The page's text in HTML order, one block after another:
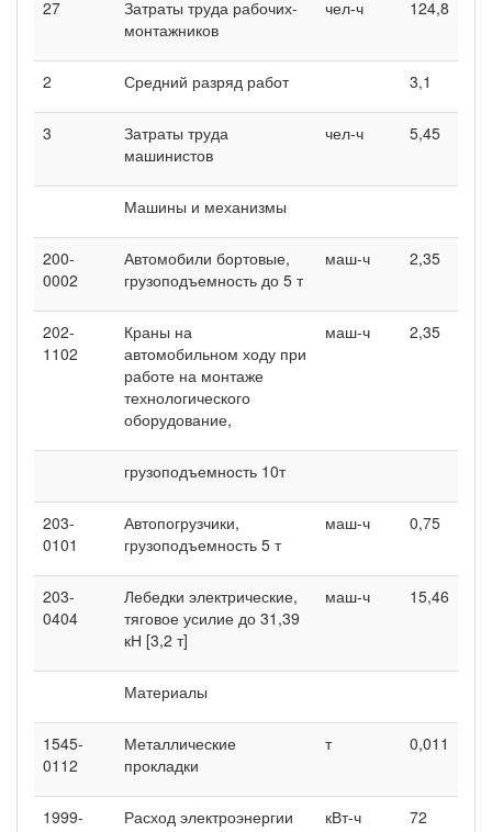
27
Затраты труда рабочих-
монтажников
чел-ч 124,8
2 Средний разряд работ 3,1
3
Затраты труда
машинистов
чел-ч 5,45
Машины и механизмы
200-
0002
Автомобили бортовые,
грузоподъемность до 5 т
маш-ч 2,35
202-
1102
Краны на
автомобильном ходу при
работе на монтаже
технологического
оборудование,
маш-ч 2,35
грузоподъемность 10т
203-
0101
Автопогрузчики,
грузоподъемность 5 т
маш-ч 0,75
203-
0404
Лебедки электрические,
тяговое усилие до 31,39
кН [3,2 т]
маш-ч 15,46
Материалы
1545-
0112
Металлические
прокладки
т 0,011
1999-
Расход электроэнергии кВт-ч 72